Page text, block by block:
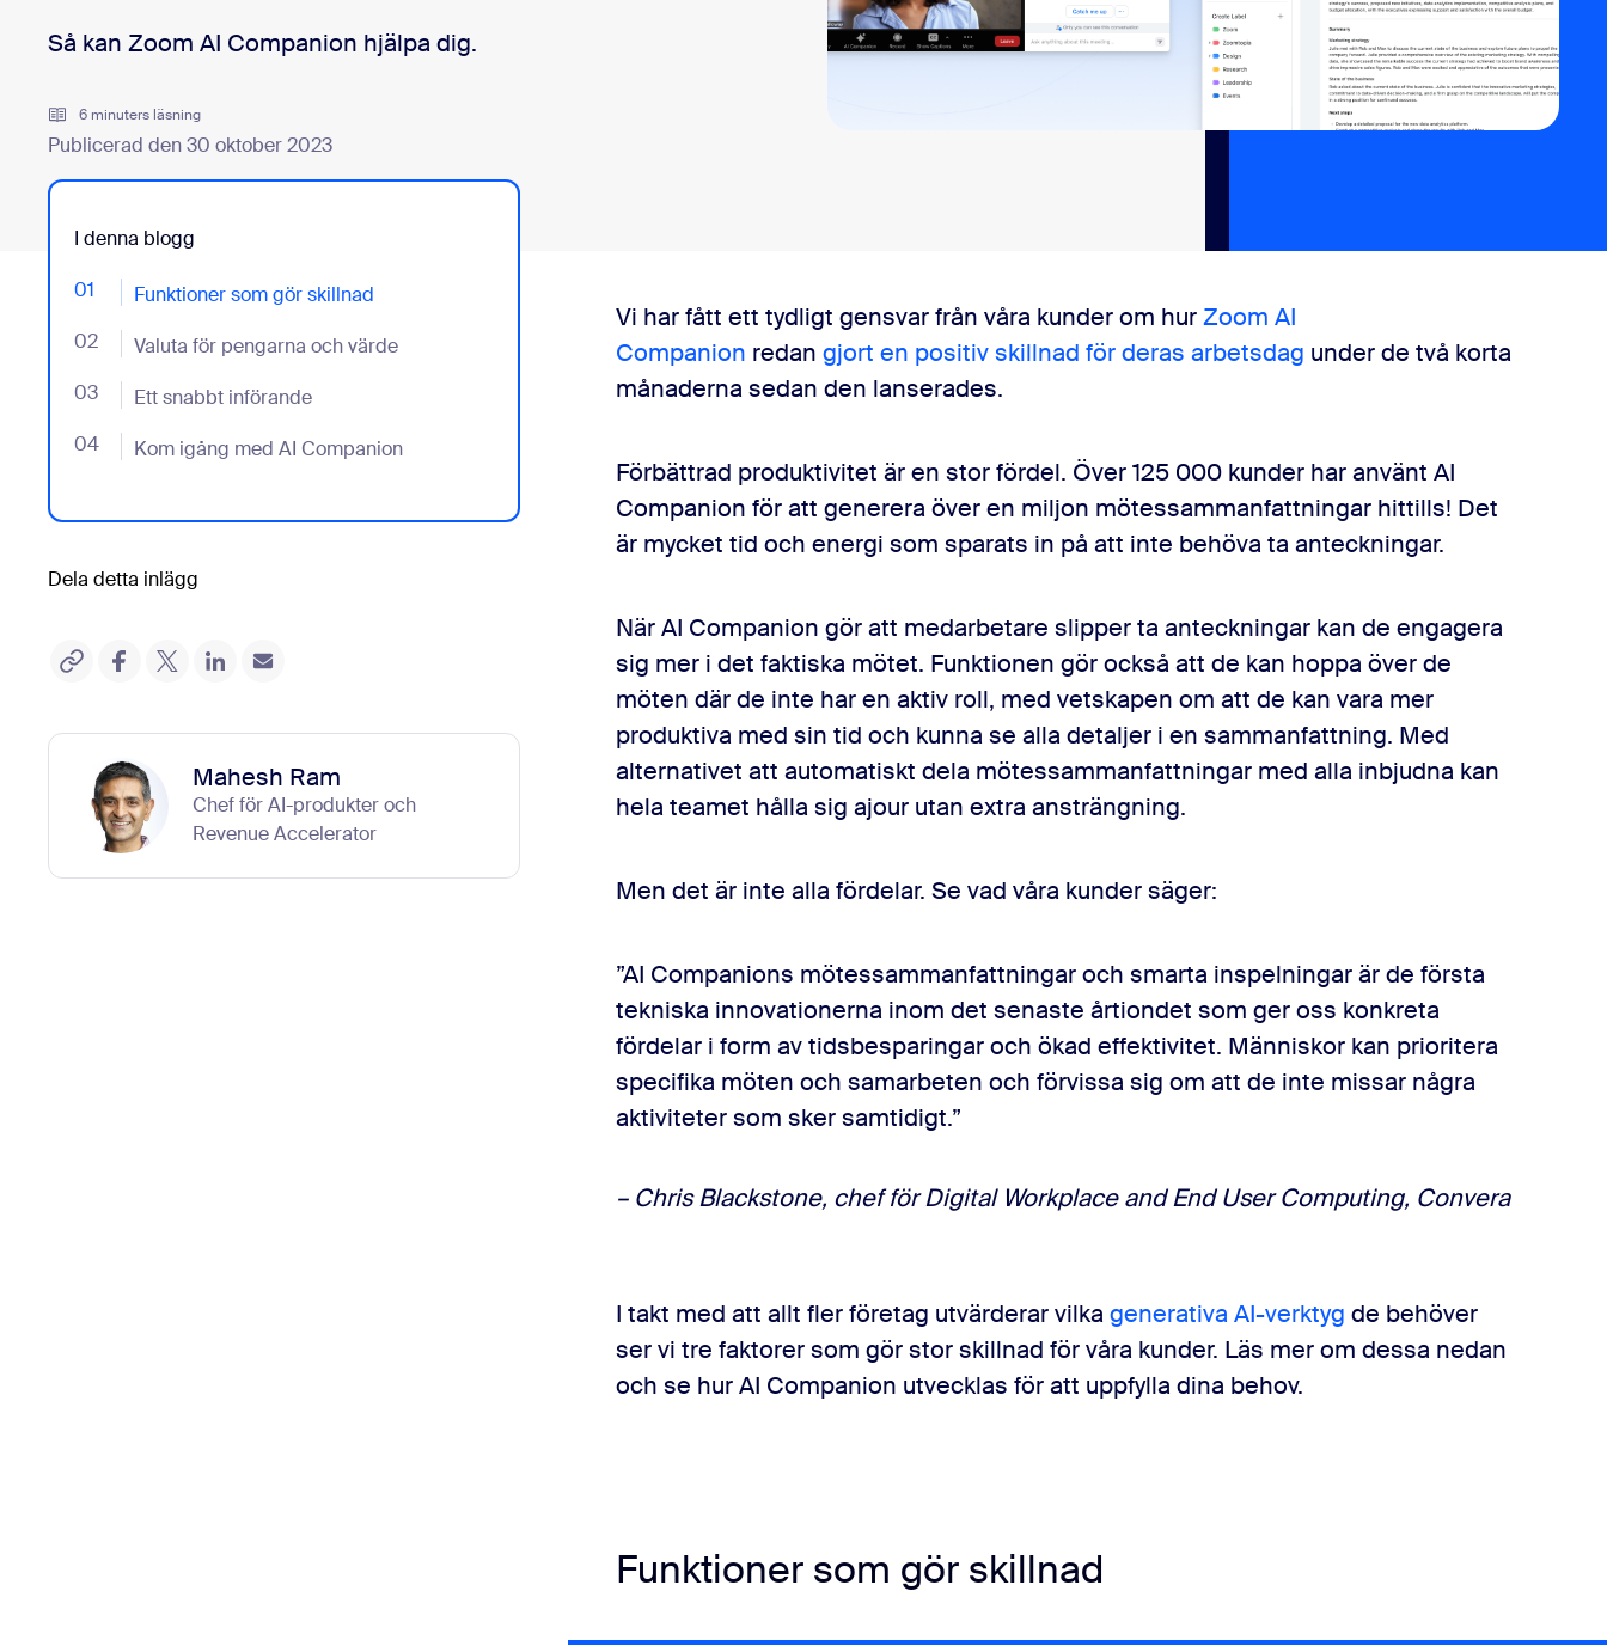
Nedladdningscenter+1 (0)888-799 9666/+1 (0)888-303 1012
Så kan Zoom AI Companion hjälpa dig.
6 minuters läsning
Publicerad den 30 oktober 2023
I denna blogg
01 Funktioner som gör skillnad
- Jumplink to Funktioner som gör skillnad
02 Valuta för pengarna och värde
- Jumplink to Valuta för pengarna och värde
03 Ett snabbt införande
- Jumplink to Ett snabbt införande
04 Kom igång med AI Companion
- Jumplink to Kom igång med AI Companion
Dela detta inlägg
Mahesh Ram
Chef för AI-produkter och
Revenue Accelerator
Vi har fått ett tydligt gensvar från våra kunder om hurZoom AI
Companion redan gjort en positiv skillnad för deras arbetsdag under de två korta
månaderna sedan den lanserades.
Förbättrad produktivitet är en stor fördel. Över 125 000 kunder har använt AI
Companion för att generera över en miljon mötessammanfattningar hittills! Det
är mycket tid och energi som sparats in på att inte behöva ta anteckningar.
När AI Companion gör att medarbetare slipper ta anteckningar kan de engagera
sig mer i det faktiska mötet. Funktionen gör också att de kan hoppa över de
möten där de inte har en aktiv roll, med vetskapen om att de kan vara mer
produktiva med sin tid och kunna se alla detaljer i en sammanfattning. Med
alternativet att automatiskt dela mötessammanfattningar med alla inbjudna kan
hela teamet hålla sig ajour utan extra ansträngning.
Men det är inte alla fördelar. Se vad våra kunder säger:
”AI Companions mötessammanfattningar och smarta inspelningar är de första
tekniska innovationerna inom det senaste årtiondet som ger oss konkreta
fördelar i form av tidsbesparingar och ökad effektivitet. Människor kan prioritera
specifika möten och samarbeten och förvissa sig om att de inte missar några
aktiviteter som sker samtidigt.”
– Chris Blackstone, chef för Digital Workplace and End User Computing, Convera
I takt med att allt fler företag utvärderar vilka generativa AI-verktyg de behöver
ser vi tre faktorer som gör stor skillnad för våra kunder. Läs mer om dessa nedan
och se hur AI Companion utvecklas för att uppfylla dina behov.
Funktioner som gör skillnad